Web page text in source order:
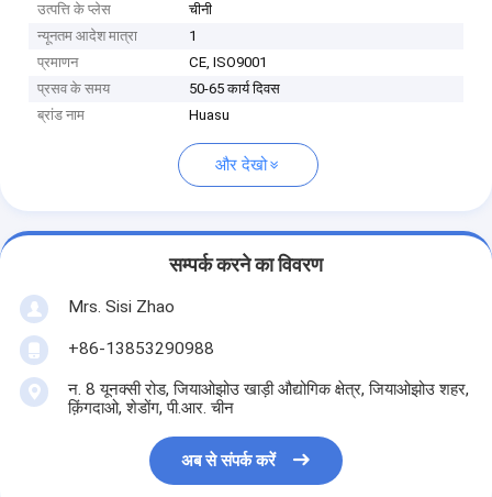
उत्पत्ति के प्लेस
चीनी
न्यूनतम आदेश मात्रा
1
प्रमाणन
CE, ISO9001
प्रसव के समय
50-65 कार्य दिवस
ब्रांड नाम
Huasu
और देखो
सम्पर्क करने का विवरण
Mrs. Sisi Zhao
+86-13853290988
न. 8 यूनक्सी रोड, जियाओझोउ खाड़ी औद्योगिक क्षेत्र, जियाओझोउ शहर,
क़िंगदाओ, शेडोंग, पी.आर. चीन
अब से संपर्क करें